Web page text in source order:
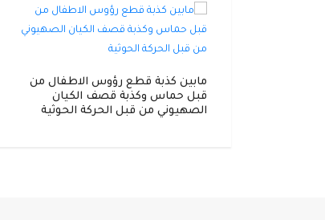
مابين كذبة قطع رؤوس الاطفال من
قبل حماس وكذبة قصف الكيان
الصهيوني من قبل الحركة الحوثية